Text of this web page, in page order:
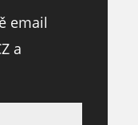
email
a